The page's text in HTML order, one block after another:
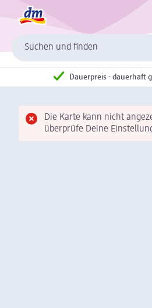
Suchen und finden
Dauerpreis - dauerhaft
Die Karte kann nicht
überprüfe Deine